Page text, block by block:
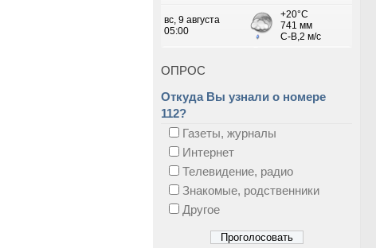
ОПРОС
Откуда Вы узнали о номере
112?
Газеты, журналы
Интернет
Телевидение, радио
Знакомые, родственники
Другое